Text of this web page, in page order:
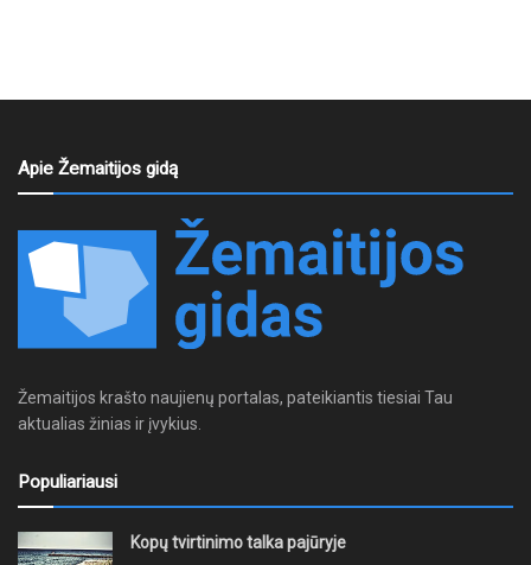
Apie Žemaitijos gidą
Žemaitijos krašto naujienų portalas, pateikiantis tiesiai Tau
aktualias žinias ir įvykius.
Populiariausi
Kopų tvirtinimo talka pajūryje